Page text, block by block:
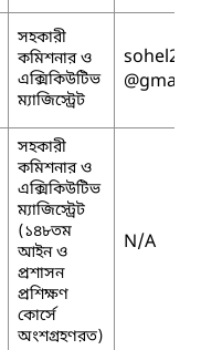
সহকারী
কমিশনার ও
এক্সিকিউটিভ
ম্যাজিস্ট্রেট
সহকারী
কমিশনার ও
এক্সিকিউটিভ
ম্যাজিস্ট্রেট
(১৪৮তম
আইন ও
প্রশাসন
প্রশিক্ষণ
কোর্সে
অংশগ্রহণরত)
N/A